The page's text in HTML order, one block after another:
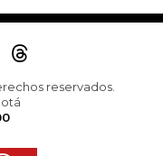
reservados.